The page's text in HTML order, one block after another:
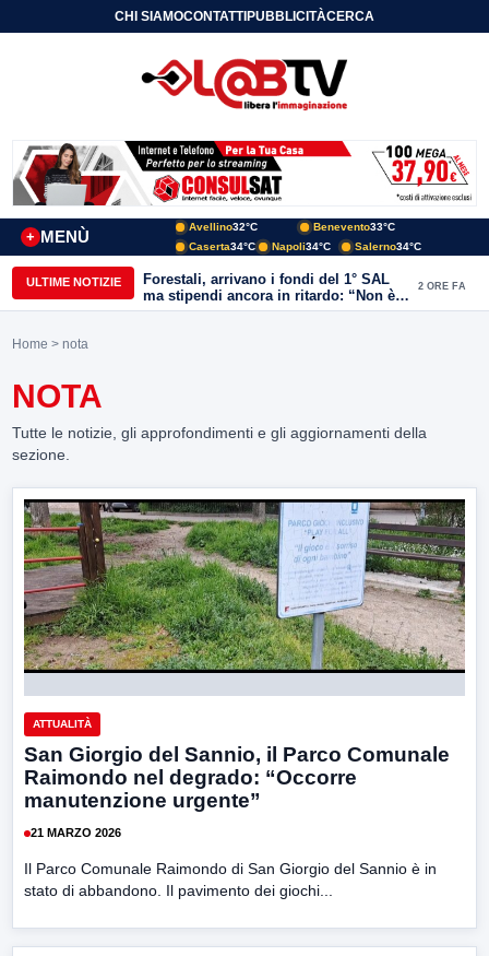
CHI SIAMOCONTATTIPUBBLICITÀCERCA
MENÙ
+
Avellino32°C Benevento33°C
Caserta34°C Napoli34°C Salerno34°C
ULTIME NOTIZIE
Forestali, arrivano i fondi del 1° SAL
ma stipendi ancora in ritardo: “Non è
più sostenibile”
2 ORE FA
Home > nota
NOTA
Tutte le notizie, gli approfondimenti e gli aggiornamenti della
sezione.
ATTUALITÀ
San Giorgio del Sannio, il Parco Comunale
Raimondo nel degrado: “Occorre
manutenzione urgente”
21 MARZO 2026
Il Parco Comunale Raimondo di San Giorgio del Sannio è in
stato di abbandono. Il pavimento dei giochi...